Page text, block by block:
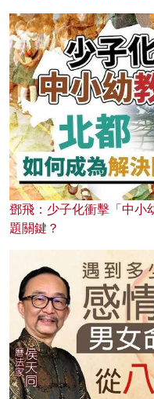
鄧飛：少子化衝擊「中小
題關鍵？